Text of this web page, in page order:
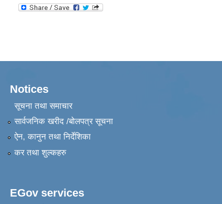
Notices
सूचना तथा समाचार
सार्वजनिक खरीद /बोलपत्र सूचना
ऐन, कानुन तथा निर्देशिका
कर तथा शुल्कहरु
EGov services